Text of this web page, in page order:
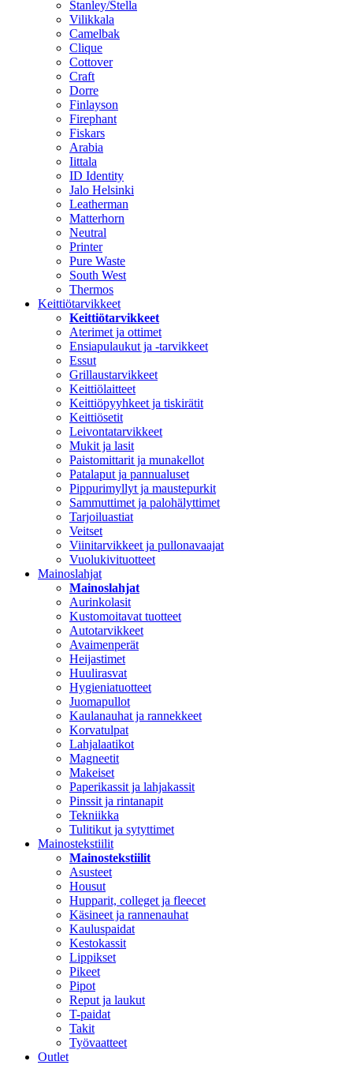
Stanley/Stella
Vilikkala
Camelbak
Clique
Cottover
Craft
Dorre
Finlayson
Firephant
Fiskars
Arabia
Iittala
ID Identity
Jalo Helsinki
Leatherman
Matterhorn
Neutral
Printer
Pure Waste
South West
Thermos
Keittiötarvikkeet
Keittiötarvikkeet
Aterimet ja ottimet
Ensiapulaukut ja -tarvikkeet
Essut
Grillaustarvikkeet
Keittiölaitteet
Keittiöpyyhkeet ja tiskirätit
Keittiösetit
Leivontatarvikkeet
Mukit ja lasit
Paistomittarit ja munakellot
Patalaput ja pannualuset
Pippurimyllyt ja maustepurkit
Sammuttimet ja palohälyttimet
Tarjoiluastiat
Veitset
Viinitarvikkeet ja pullonavaajat
Vuolukivituotteet
Mainoslahjat
Mainoslahjat
Aurinkolasit
Kustomoitavat tuotteet
Autotarvikkeet
Avaimenperät
Heijastimet
Huulirasvat
Hygieniatuotteet
Juomapullot
Kaulanauhat ja rannekkeet
Korvatulpat
Lahjalaatikot
Magneetit
Makeiset
Paperikassit ja lahjakassit
Pinssit ja rintanapit
Tekniikka
Tulitikut ja sytyttimet
Mainostekstiilit
Mainostekstiilit
Asusteet
Housut
Hupparit, colleget ja fleecet
Käsineet ja rannenauhat
Kauluspaidat
Kestokassit
Lippikset
Pikeet
Pipot
Reput ja laukut
T-paidat
Takit
Työvaatteet
Outlet